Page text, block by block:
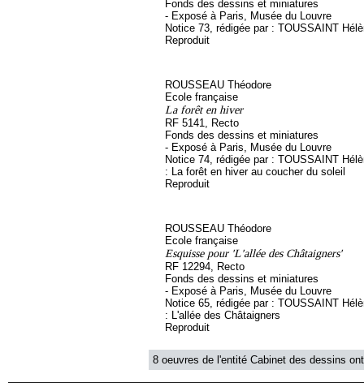
Fonds des dessins et miniatures
- Exposé à Paris, Musée du Louvre
Notice 73, rédigée par : TOUSSAINT
Reproduit
ROUSSEAU Théodore
Ecole française
La forêt en hiver
RF 5141, Recto
Fonds des dessins et miniatures
- Exposé à Paris, Musée du Louvre
Notice 74, rédigée par : TOUSSAINT
: La forêt en hiver au coucher du soleil
Reproduit
ROUSSEAU Théodore
Ecole française
Esquisse pour 'L'allée des Châtaigners'
RF 12294, Recto
Fonds des dessins et miniatures
- Exposé à Paris, Musée du Louvre
Notice 65, rédigée par : TOUSSAINT
: L'allée des Châtaigners
Reproduit
8 oeuvres de l'entité Cabinet des dessins